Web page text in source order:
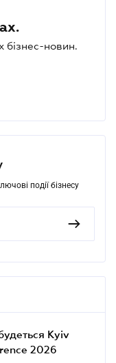
бізнес-новин.
події бізнесу
Kyiv
2026